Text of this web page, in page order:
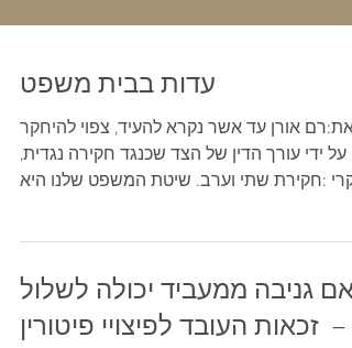
עדות בבית משפט
אורן עד אשר נקרא להעיד, צפוי להיחקר
על ידי עורך הדין של הצד שכנגד חקירה נגדית,
קרי :חקירת שתי וערב. שיטת המשפט שלנו היא
גניבה ממעביד יכולה לשלול
זכאות העובד לפיצויי פיטורין –